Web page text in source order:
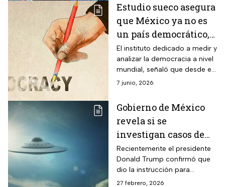
Estudio sueco asegura
que México ya no es
un país democrático,
ahora tiene
“autocracia electoral”
El instituto dedicado a medir y
analizar la democracia a nivel
mundial, señaló que desde el
2024 México pasó a tener una
7 junio, 2026
Gobierno de México
revela si se
investigan casos de
ovnis en el país tras
anuncio de Trump
Recientemente el presidente
Donald Trump confirmó que
dio la instrucción para
publicar los archivos sobre
27 febrero, 2026